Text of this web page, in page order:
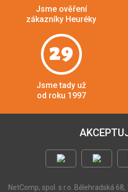
Jsme ověření
zákazníky Heuréky
29
Jsme tady už
od roku 1997
NetComp, spol. s r.o. Bělehradská 68,